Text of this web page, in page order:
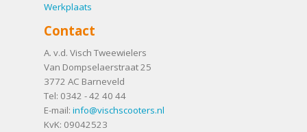
Werkplaats
Contact
A. v.d. Visch Tweewielers
Van Dompselaerstraat 25
3772 AC Barneveld
Tel: 0342 - 42 40 44
E-mail: info@vischscooters.nl
KvK: 09042523